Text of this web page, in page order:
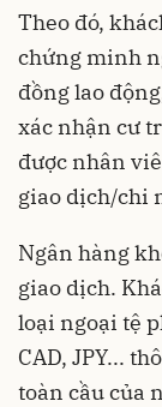
Theo đó,
chứng minh
đồng lao
xác nhận cư
được nhân
giao dịch/chi
Ngân hàng
giao dịch.
loại ngoại tệ
CAD, JPY...
toàn cầu của